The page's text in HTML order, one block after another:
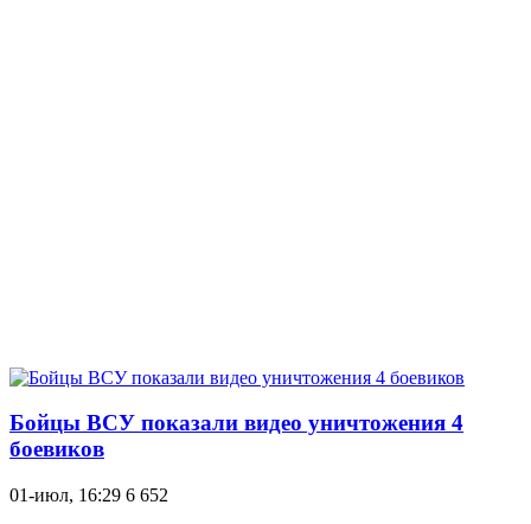
Бойцы ВСУ показали видео уничтожения 4
боевиков
01-июл, 16:29 6 652